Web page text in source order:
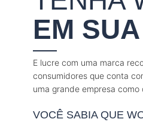
EM
E lucre com uma marca
consumidores que conta
uma grande empresa
VOCÊ SABIA QUE